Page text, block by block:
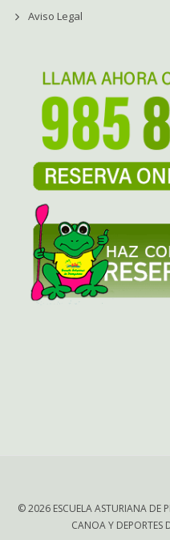
Aviso Legal
© 2026 ESCUELA ASTURIANA DE
CANOA Y DEPORTES